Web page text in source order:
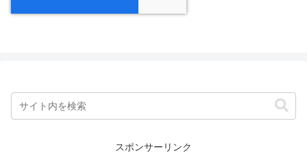
スポンサーリンク